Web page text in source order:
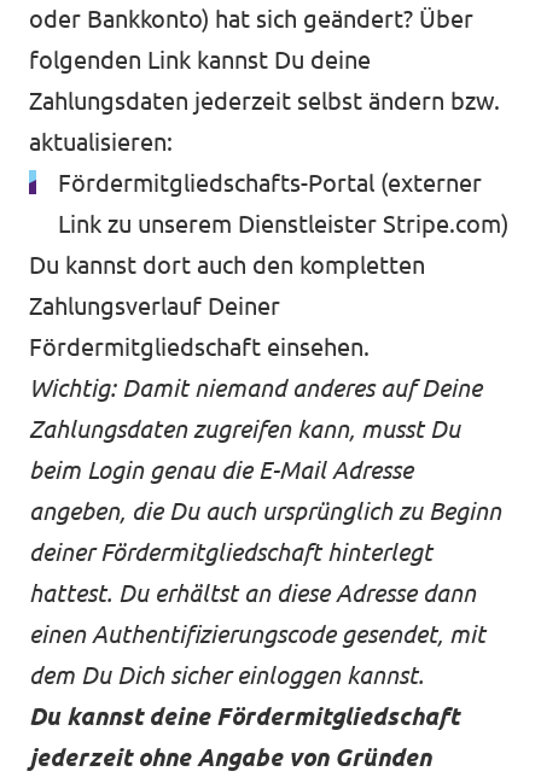
oder Bankkonto) hat sich geändert? Über
folgenden Link kannst Du deine
Zahlungsdaten jederzeit selbst ändern bzw.
aktualisieren:
Fördermitgliedschafts-Portal (externer
Link zu unserem Dienstleister Stripe.com)
Du kannst dort auch den kompletten
Zahlungsverlauf Deiner
Fördermitgliedschaft einsehen.
Wichtig: Damit niemand anderes auf Deine
Zahlungsdaten zugreifen kann, musst Du
beim Login genau die E-Mail Adresse
angeben, die Du auch ursprünglich zu Beginn
deiner Fördermitgliedschaft hinterlegt
hattest. Du erhältst an diese Adresse dann
einen Authentifizierungscode gesendet, mit
dem Du Dich sicher einloggen kannst.
Du kannst deine Fördermitgliedschaft
jederzeit ohne Angabe von Gründen